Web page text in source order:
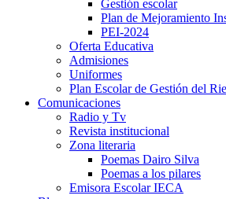
Gestión escolar
Plan de Mejoramiento
PEI-2024
Oferta Educativa
Admisiones
Uniformes
Plan Escolar de Gestión del
Comunicaciones
Radio y Tv
Revista institucional
Zona literaria
Poemas Dairo Silva
Poemas a los pilares
Emisora Escolar IECA